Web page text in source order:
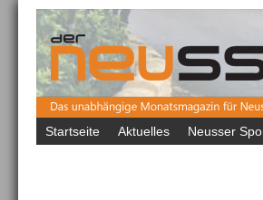
Startseite Aktuelles Neusser